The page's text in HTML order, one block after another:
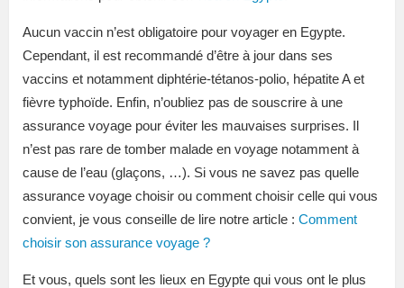
Aucun vaccin n’est obligatoire pour voyager en Egypte.
Cependant, il est recommandé d’être à jour dans ses
vaccins et notamment diphtérie-tétanos-polio, hépatite A et
fièvre typhoïde. Enfin, n’oubliez pas de souscrire à une
assurance voyage pour éviter les mauvaises surprises. Il
n’est pas rare de tomber malade en voyage notamment à
cause de l’eau (glaçons, …). Si vous ne savez pas quelle
assurance voyage choisir ou comment choisir celle qui vous
convient, je vous conseille de lire notre article : Comment
choisir son assurance voyage ?
Et vous, quels sont les lieux en Egypte qui vous ont le plus